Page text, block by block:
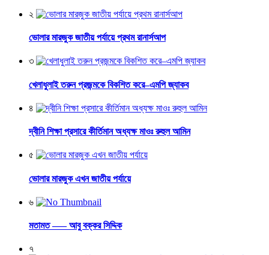
২
ভোলার মারজুক জাতীয় পর্যায়ে প্রথম রানার্সআপ
৩
খেলাধুলাই তরুন প্রজন্মকে বিকশিত করে–এমপি জ্যাকব
৪
দ্বীনি শিক্ষা প্রসারে কীর্তিমান অধ্যক্ষ মাওঃ রুহুল আমিন
৫
ভোলার মারজুক এখন জাতীয় পর্যায়ে
৬
মতামত —– আবু বক্কর সিদ্দিক
৭